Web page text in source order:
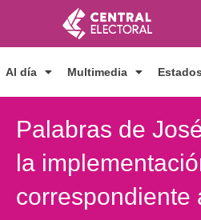
contenido
Al día Multimedia Estados
Palabras de
la
correspondiente